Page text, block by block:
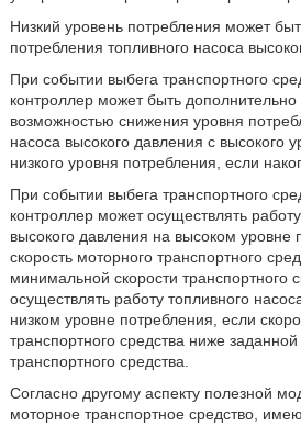
Низкий уровень потребления может
потребления топливного насоса
При событии выбега транспортного
контроллер может быть
возможностью снижения уровня
насоса высокого давления с высокого
низкого уровня потребления, если
При событии выбега транспортного
контроллер может осуществлять
высокого давления на высоком уровне
скорость моторного транспортного
минимальной скорости транспортного
осуществлять работу топливного
низком уровне потребления, если
транспортного средства ниже
транспортного средства.
Согласно другому аспекту полезной
моторное транспортное средство,